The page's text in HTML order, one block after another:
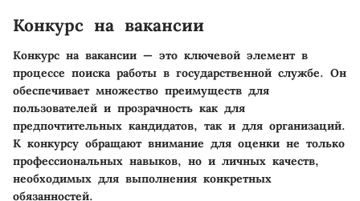
Конкурс на вакансии
Конкурс на вакансии — это ключевой элемент в
процессе поиска работы в государственной службе. Он
обеспечивает множество преимуществ для
пользователей и прозрачность как для
предпочтительных кандидатов, так и для организаций.
К конкурсу обращают внимание для оценки не только
профессиональных навыков, но и личных качеств,
необходимых для выполнения конкретных
обязанностей.